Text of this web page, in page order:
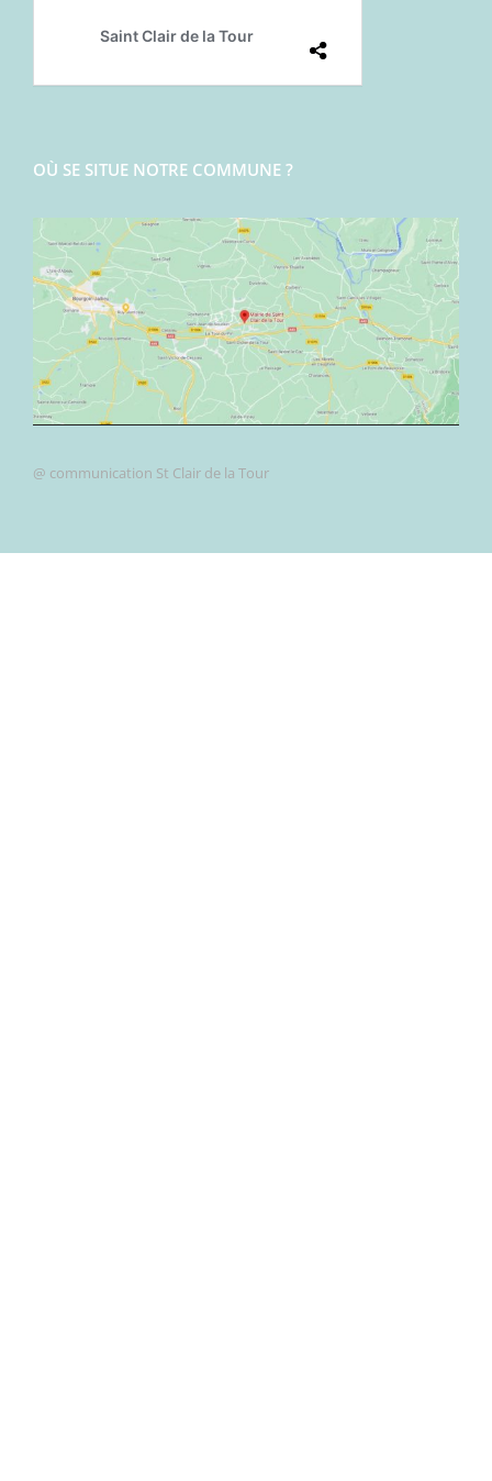
OÙ SE SITUE NOTRE COMMUNE ?
@ communication St Clair de la Tour